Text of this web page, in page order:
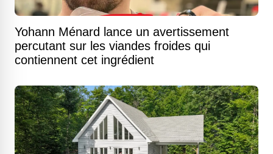
Yohann Ménard lance un avertissement
percutant sur les viandes froides qui
contiennent cet ingrédient